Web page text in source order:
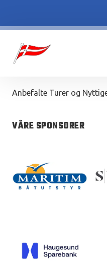
Anbefalte Turer og
VÅRE SPONSORER